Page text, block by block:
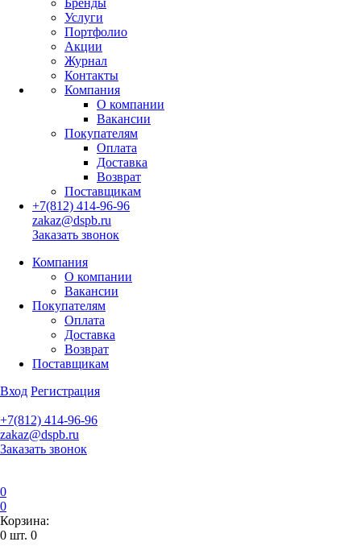
Бренды
Услуги
Портфолио
Акции
Журнал
Контакты
Компания
О компании
Вакансии
Покупателям
Оплата
Доставка
Возврат
Поставщикам
+7(812) 414-96-96
zakaz@dspb.ru
Заказать звонок
Компания
О компании
Вакансии
Покупателям
Оплата
Доставка
Возврат
Поставщикам
Вход Регистрация
+7(812) 414-96-96
zakaz@dspb.ru
Заказать звонок
0
0
Корзина:
0 шт. 0